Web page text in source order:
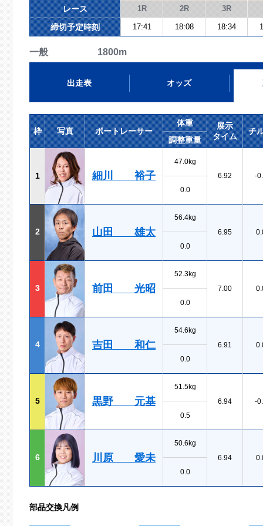
レース 1R 2R 3R
締切予定時刻 17:41 18:08 18:34
一般 1800m
出走表 オッズ
枠 写真 ボートレーサー
体重
展示
タイム
チ
調整重量
1 細川 裕子
47.0kg
6.92
-
0.0
2 山田 雄太
56.4kg
6.95
0.0
3 前田 光昭
52.3kg
7.00
0.0
4 吉田 和仁
54.6kg
6.91
0.0
5 黒野 元基
51.5kg
6.94
-
0.5
6 川原 愛未
50.6kg
6.94
0.0
部品交換凡例